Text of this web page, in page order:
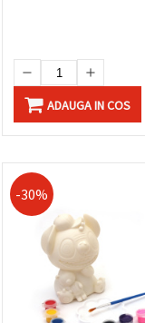
ADAUGA IN COS
-30%